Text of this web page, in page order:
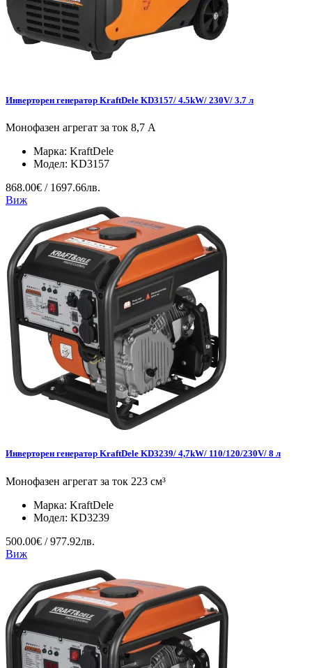
Инверторен генератор KraftDele KD3157/ 4.5kW/ 230V/ 3.7 л
Монофазен агрегат за ток 8,7 А
Марка: KraftDele
Модел: KD3157
868.00€ / 1697.66лв.
Виж
Инверторен генератор KraftDele KD3239/ 4,7kW/ 110/120/230V/ 8 л
Монофазен агрегат за ток 223 см³
Марка: KraftDele
Модел: KD3239
500.00€ / 977.92лв.
Виж